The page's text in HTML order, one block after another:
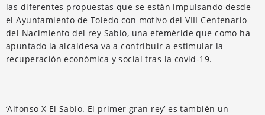
las diferentes propuestas que se están impulsando desde
el Ayuntamiento de Toledo con motivo del VIII Centenario
del Nacimiento del rey Sabio, una efeméride que como ha
apuntado la alcaldesa va a contribuir a estimular la
recuperación económica y social tras la covid-19.
‘Alfonso X El Sabio. El primer gran rey’ es también un